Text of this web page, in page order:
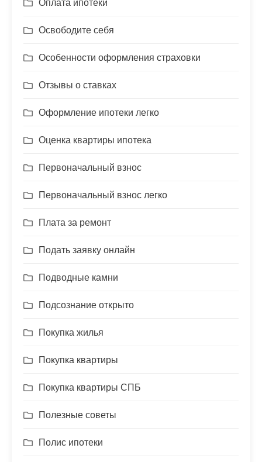
Освободите себя
Особенности оформления страховки
Отзывы о ставках
Оформление ипотеки легко
Оценка квартиры ипотека
Первоначальный взнос
Первоначальный взнос легко
Плата за ремонт
Подать заявку онлайн
Подводные камни
Подсознание открыто
Покупка жилья
Покупка квартиры
Покупка квартиры СПБ
Полезные советы
Полис ипотеки